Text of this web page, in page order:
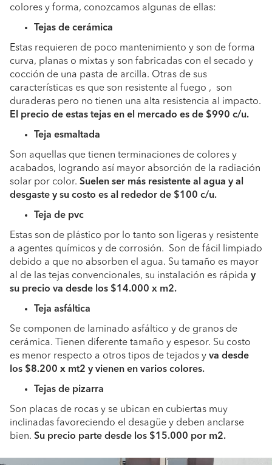
colores y forma, conozcamos algunas de ellas:
Tejas de cerámica
Estas requieren de poco mantenimiento y son de forma
curva, planas o mixtas y son fabricadas con el secado y
cocción de una pasta de arcilla. Otras de sus
características es que son resistente al fuego , son
duraderas pero no tienen una alta resistencia al impacto.
El precio de estas tejas en el mercado es de $990 c/u.
Teja esmaltada
Son aquellas que tienen terminaciones de colores y
acabados, logrando así mayor absorción de la radiación
solar por color. Suelen ser más resistente al agua y al
desgaste y su costo es al rededor de $100 c/u.
Teja de pvc
Estas son de plástico por lo tanto son ligeras y resistente
a agentes químicos y de corrosión. Son de fácil limpiado
debido a que no absorben el agua. Su tamaño es mayor
al de las tejas convencionales, su instalación es rápida y
su precio va desde los $14.000 x m2.
Teja asfáltica
Se componen de laminado asfáltico y de granos de
cerámica. Tienen diferente tamaño y espesor. Su costo
es menor respecto a otros tipos de tejados y va desde
los $8.200 x mt2 y vienen en varios colores.
Tejas de pizarra
Son placas de rocas y se ubican en cubiertas muy
inclinadas favoreciendo el desagüe y deben anclarse
bien. Su precio parte desde los $15.000 por m2.